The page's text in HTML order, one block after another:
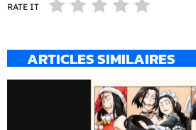
RATE IT
ARTICLES SIMILAIRES